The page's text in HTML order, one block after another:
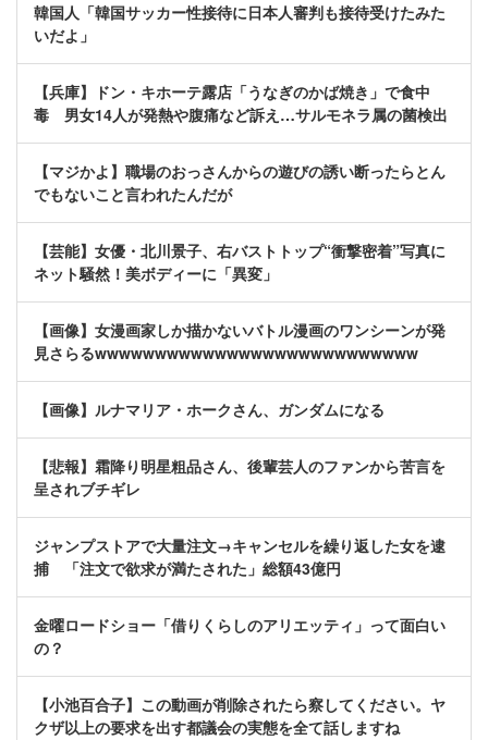
韓国人「韓国サッカー性接待に日本人審判も接待受けたみた
いだよ」
【兵庫】ドン・キホーテ露店「うなぎのかば焼き」で食中
毒 男女14人が発熱や腹痛など訴え…サルモネラ属の菌検出
【マジかよ】職場のおっさんからの遊びの誘い断ったらとん
でもないこと言われたんだが
【芸能】女優・北川景子、右バストトップ“衝撃密着”写真に
ネット騒然！美ボディーに「異変」
【画像】女漫画家しか描かないバトル漫画のワンシーンが発
見さらるwwwwwwwwwwwwwwwwwwwwwwwwwww
【画像】ルナマリア・ホークさん、ガンダムになる
【悲報】霜降り明星粗品さん、後輩芸人のファンから苦言を
呈されブチギレ
ジャンプストアで大量注文→キャンセルを繰り返した女を逮
捕 「注文で欲求が満たされた」総額43億円
金曜ロードショー「借りくらしのアリエッティ」って面白い
の？
【小池百合子】この動画が削除されたら察してください。ヤ
クザ以上の要求を出す都議会の実態を全て話しますね